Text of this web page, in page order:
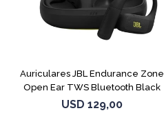
Auriculares JBL Endurance Zone
Open Ear TWS Bluetooth Black
USD 129,00